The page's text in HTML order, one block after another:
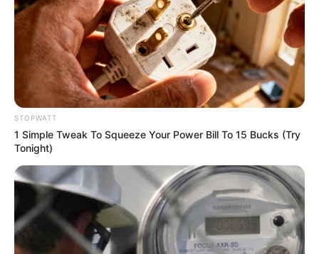
Guatemala Dental
STOPWATT
1 Simple Tweak To Squeeze Your Power Bill To 15 Bucks (Try
Tonight)